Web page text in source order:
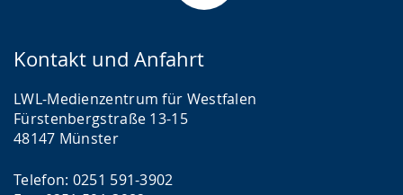
Kontakt und Anfahrt
LWL-Medienzentrum für Westfalen
Fürstenbergstraße 13-15
48147 Münster
Telefon: 0251 591-3902